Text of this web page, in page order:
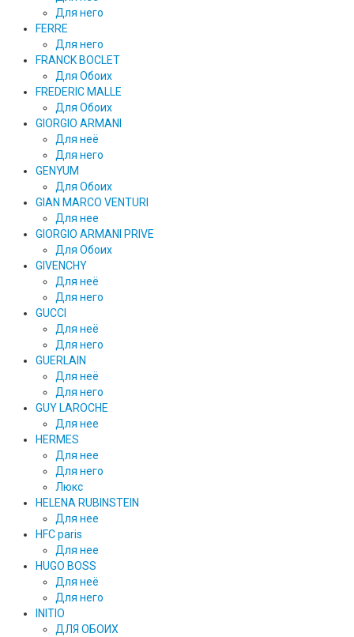
Для него
FERRE
Для него
FRANCK BOCLET
Для Обоих
FREDERIC MALLE
Для Обоих
GIORGIO ARMANI
Для неё
Для него
GENYUM
Для Обоих
GIAN MARCO VENTURI
Для нее
GIORGIO ARMANI PRIVE
Для Обоих
GIVENCHY
Для неё
Для него
GUCCI
Для неё
Для него
GUERLAIN
Для неё
Для него
GUY LAROCHE
Для нее
HERMES
Для нее
Для него
Люкс
HELENA RUBINSTEIN
Для нее
HFC paris
Для нее
HUGO BOSS
Для неё
Для него
INITIO
ДЛЯ ОБОИХ